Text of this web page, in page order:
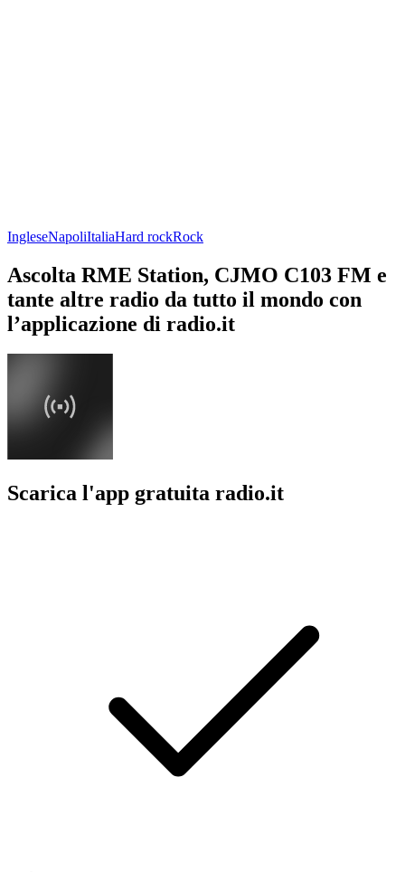
IngleseNapoliItaliaHard rockRock
Ascolta RME Station, CJMO C103 FM e
tante altre radio da tutto il mondo con
l’applicazione di radio.it
Scarica l'app gratuita radio.it